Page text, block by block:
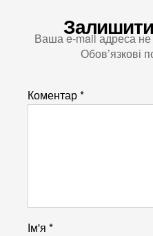
Ваша e-mail адреса
Обов’язкові
Коментар*
Ім'я *